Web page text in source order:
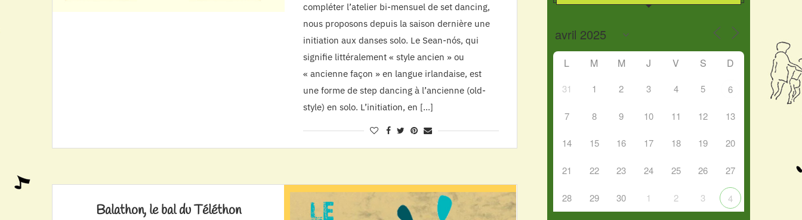
compléter l’atelier bi-mensuel de set dancing,
nous proposons depuis la saison dernière une
initiation aux danses solo. Le Sean-nós, qui
signifie littéralement « style ancien » ou
« ancienne façon » en langue irlandaise, est
une forme de step dancing à l’ancienne (old-
style) en solo. L’initiation, en […]
Balathon, le bal du Téléthon
L M M J V S D
31 1 2 3 4 5 6
7 8 9 10 11 12 13
14 15 16 17 18 19 20
21 22 23 24 25 26 27
28 29 30 1 2 3 4